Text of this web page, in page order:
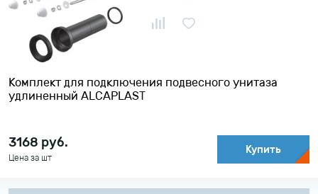
Комплект для подключения подвесного унитаза
удлиненный ALCAPLAST
3168 руб.
Цена за шт
Купить